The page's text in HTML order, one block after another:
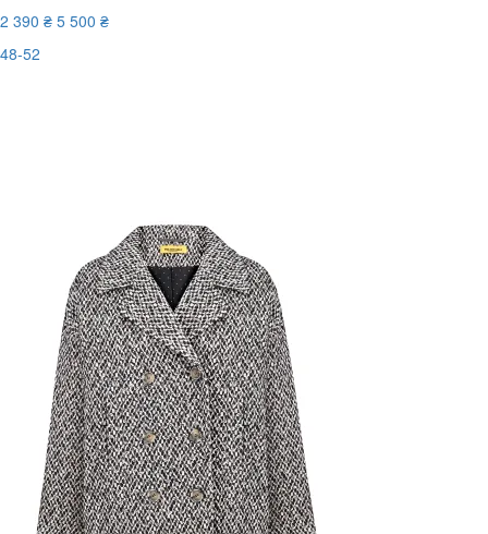
2 390 ₴ 5 500 ₴
48-52